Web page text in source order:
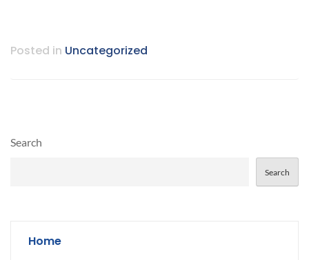
Posted in Uncategorized
Search
Search
Home